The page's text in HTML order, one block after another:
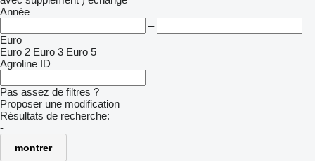
Année
–
Euro
Euro 2 Euro 3 Euro 5
Agroline ID
Pas assez de filtres ?
Proposer une modification
Résultats de recherche:
-
montrer